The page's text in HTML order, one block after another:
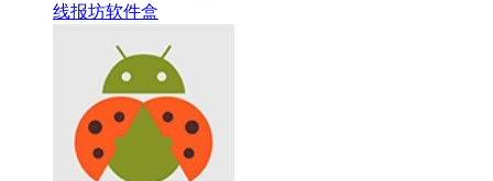
线报坊软件盒